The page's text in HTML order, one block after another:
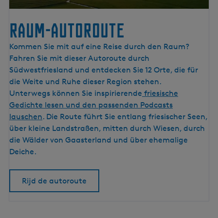
Raum-Autoroute
R
a
u
m
-
A
u
t
o
r
Kommen Sie mit auf eine Reise durch den Raum?
Fahren Sie mit dieser Autoroute durch
Südwestfriesland und entdecken Sie 12 Orte, die für
die Weite und Ruhe dieser Region stehen.
Unterwegs können Sie inspirierende friesische
Gedichte lesen und den passenden Podcasts
lauschen. Die Route führt Sie entlang friesischer Seen,
über kleine Landstraßen, mitten durch Wiesen, durch
die Wälder von Gaasterland und über ehemalige
Deiche.
Rijd de autoroute